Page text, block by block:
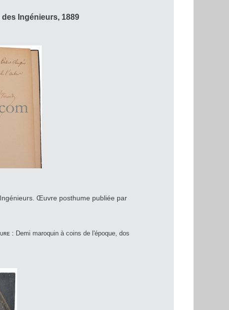
Ingénieurs, 1889
Œuvre posthume publiée par
: Demi maroquin à coins de l'époque, dos